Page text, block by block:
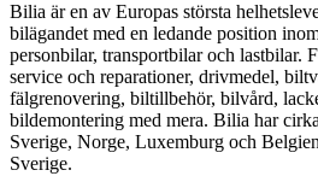
Bilia är en av Europas största
bilägandet med en ledande position
personbilar, transportbilar och lastbilar.
service och reparationer, drivmedel,
fälgrenovering, biltillbehör, bilvård,
bildemontering med mera. Bilia har
Sverige, Norge, Luxemburg och
Sverige.